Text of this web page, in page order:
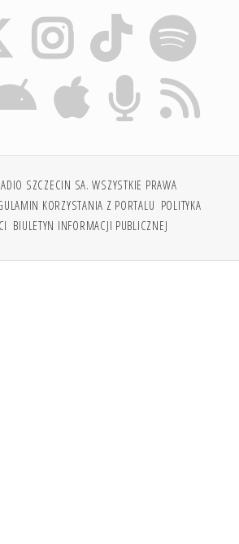
SZCZECIN SA. WSZYSTKIE PRAWA
KORZYSTANIA Z PORTALU POLITYKA
BIULETYN INFORMACJI PUBLICZNEJ